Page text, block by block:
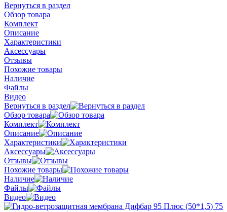
Вернуться в раздел
Обзор товара
Комплект
Описание
Характеристики
Аксессуары
Отзывы
Похожие товары
Наличие
Файлы
Видео
Вернуться в раздел
Обзор товара
Комплект
Описание
Характеристики
Аксессуары
Отзывы
Похожие товары
Наличие
Файлы
Видео